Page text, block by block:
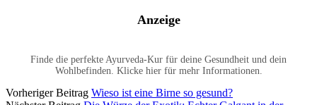
Anzeige
Finde die perfekte Ayurveda-Kur für deine Gesundheit und dein
Wohlbefinden. Klicke hier für mehr Informationen.
Vorheriger Beitrag Wieso ist eine Birne so gesund?